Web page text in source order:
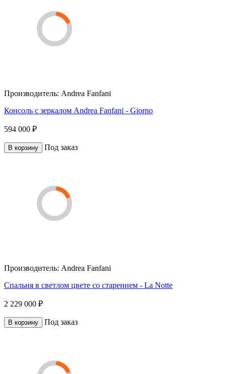
Производитель: Andrea Fanfani
Консоль с зеркалом Andrea Fanfani - Giorno
594 000 ₽
В корзину Под заказ
Производитель: Andrea Fanfani
Спальня в светлом цвете со старением - La Notte
2 229 000 ₽
В корзину Под заказ